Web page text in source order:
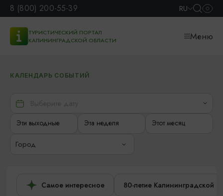
8 (800) 200-55-39 RU
ТУРИСТИЧЕСКИЙ ПОРТАЛ
КАЛИНИНГРАДСКОЙ ОБЛАСТИ
Меню
КАЛЕНДАРЬ СОБЫТИЙ
Эти выходные Эта неделя Этот месяц
Город
Самое интересное 80-летие Калининградской